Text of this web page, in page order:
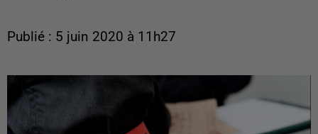
Publié : 5 juin 2020 à 11h27